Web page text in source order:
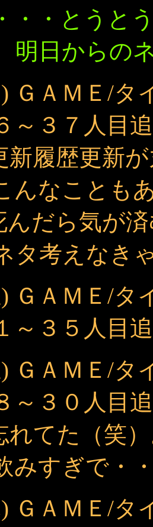
・・とうと
明日からの
ＧＡＭＥ/
～３７人目
新履歴更新
んなことも
んだら気が
タ考えなき
ＧＡＭＥ/
～３５人目
ＧＡＭＥ/
～３０人目
れてた（笑
みすぎで・
ＧＡＭＥ/